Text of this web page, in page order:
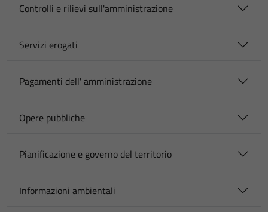
Controlli e rilievi sull'amministrazione
Servizi erogati
Pagamenti dell' amministrazione
Opere pubbliche
Pianificazione e governo del territorio
Informazioni ambientali